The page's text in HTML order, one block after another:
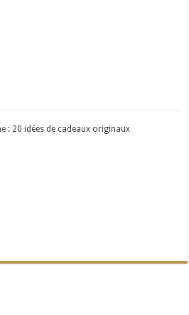
: 20 idées de cadeaux originaux